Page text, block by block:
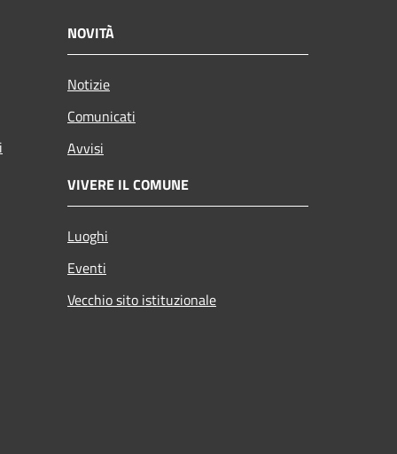
NOVITÀ
Notizie
Comunicati
Avvisi
VIVERE IL COMUNE
Luoghi
Eventi
Vecchio sito istituzionale